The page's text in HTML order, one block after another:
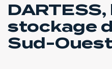
SERVICES POUR
stockage
Sud-Ouest